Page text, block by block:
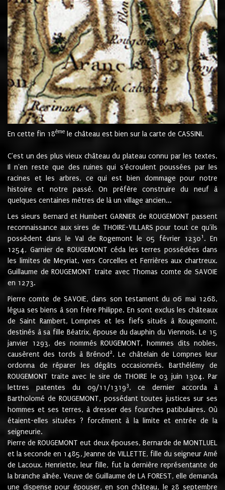
En cette fin 18ème le château est bien sur la carte de CASSINI.
C'est un des plus vieux château du plateau connu par les textes.
Il n'en reste que des ruines qui s'écroulent poussées par les
racines et les arbres, ce qui est bien dommage pour notre
histoire et notre passé. On préfère construire du neuf à
quelques centaines mètres de là un village ancien...
Les sieurs Bernard et Humbert GARNIER de ROUGEMONT passent
reconnaissance aux sires de THOIRE-VILLARS pour tout ce qu'ils
possèdent dans le Val de Rogemont le 05 février 12301 . En
1254, Garnier de ROUGEMONT céda les terres possédées dans
les limites de Meyriat, vers Corcelles et Ferrières aux chartreux.
Guillaume de ROUGEMONT traite avec Thomas comte de SAVOIE
en 1273.
Pierre comte de SAVOIE, dans son testament du 06 mai 1268,
légua ses biens à son frère Philippe. En sont exclus les châteaux
de Saint Rambert, Lompnes et les fiefs situés à Rougemont,
destinés à sa fille Béatrix, épouse du dauphin du Viennois. Le 15
janvier 1293, des nommés ROUGEMONT, hommes dits nobles,
causèrent des tords à Brénod 2. Le châtelain de Lompnes leur
ordonna de réparer les dégâts occasionnés. Barthélémy de
ROUGEMONT traite avec le sire de THOIRE le 03 juin 1304. Par
lettres patentes du 09/11/13193, ce dernier accorda à
Bartholomé de ROUGEMONT, possédant toutes justices sur ses
hommes et ses terres, à dresser des fourches patibulaires. Où
étaient-elles situées ? forcément à la limite et entrée de la
seigneurie.
Pierre de ROUGEMONT eut deux épouses, Bernarde de MONTLUEL
et la seconde en 1485, Jeanne de VILLETTE, fille du seigneur Amé
de Lacoux. Henriette, leur fille, fut la dernière représentante de
la branche aînée. Veuve de Guillaume de LA FOREST, elle demanda
une dispense pour épouser, en son château, le 28 septembre